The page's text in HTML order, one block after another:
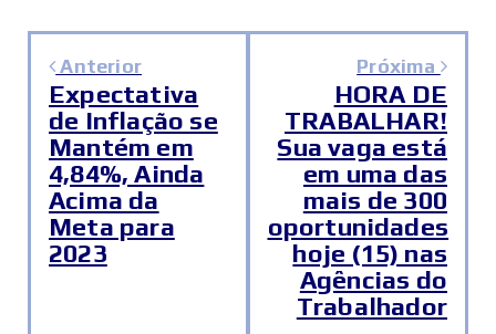
Anterior
Expectativa
de Inflação se
Mantém em
4,84%, Ainda
Acima da
Meta para
2023
Próxima
HORA DE
TRABALHAR!
Sua vaga está
em uma das
mais de 300
oportunidades
hoje (15) nas
Agências do
Trabalhador